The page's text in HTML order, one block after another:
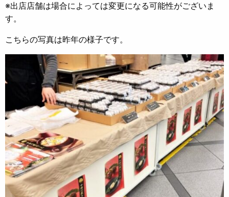
※出店店舗は場合によっては変更になる可能性がございま
す。
こちらの写真は昨年の様子です。